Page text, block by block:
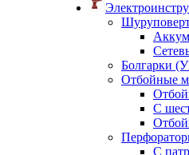
Болгарки
Отбойные
С
С